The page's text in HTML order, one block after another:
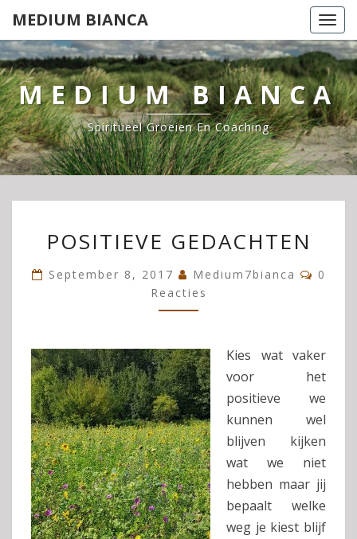
naar
de
content
MEDIUM BIANCA
MEDIUM BIANCA
Spiritueel Groeien En Coaching
GEDACHTEN
POSITIEVE GEDACHTEN
September 8, 2017 Medium7bianca
0
Reacties
Kies wat vaker
voor het
positieve we
kunnen wel
blijven kijken
wat we niet
hebben maar jij
bepaalt welke
weg je kiest blijf